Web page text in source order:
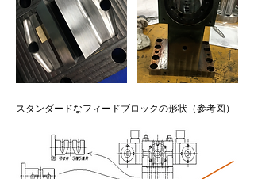
スタンダードなフィードブロックの形状（参考図）